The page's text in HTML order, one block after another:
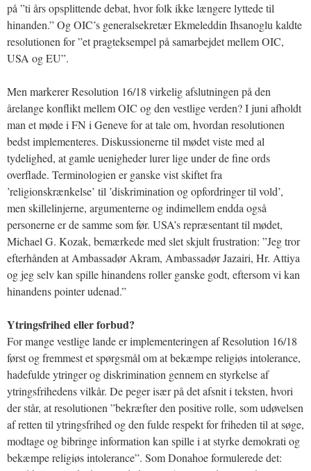
på ”ti års opsplittende debat, hvor folk ikke længere lyttede til
hinanden.” Og OIC’s generalsekretær Ekmeleddin Ihsanoglu kaldte
resolutionen for ”et pragteksempel på samarbejdet mellem OIC,
USA og EU”.
Men markerer Resolution 16/18 virkelig afslutningen på den
årelange konflikt mellem OIC og den vestlige verden? I juni afholdt
man et møde i FN i Geneve for at tale om, hvordan resolutionen
bedst implementeres. Diskussionerne til mødet viste med al
tydelighed, at gamle uenigheder lurer lige under de fine ords
overflade. Terminologien er ganske vist skiftet fra
’religionskrænkelse’ til ’diskrimination og opfordringer til vold’,
men skillelinjerne, argumenterne og indimellem endda også
personerne er de samme som før. USA’s repræsentant til mødet,
Michael G. Kozak, bemærkede med slet skjult frustration: ”Jeg tror
efterhånden at Ambassadør Akram, Ambassadør Jazairi, Hr. Attiya
og jeg selv kan spille hinandens roller ganske godt, eftersom vi kan
hinandens pointer udenad.”
Ytringsfrihed eller forbud?
For mange vestlige lande er implementeringen af Resolution 16/18
først og fremmest et spørgsmål om at bekæmpe religiøs intolerance,
hadefulde ytringer og diskrimination gennem en styrkelse af
ytringsfrihedens vilkår. De peger især på det afsnit i teksten, hvori
der står, at resolutionen ”bekræfter den positive rolle, som udøvelsen
af retten til ytringsfrihed og den fulde respekt for friheden til at søge,
modtage og bibringe information kan spille i at styrke demokrati og
bekæmpe religiøs intolerance”. Som Donahoe formulerede det: